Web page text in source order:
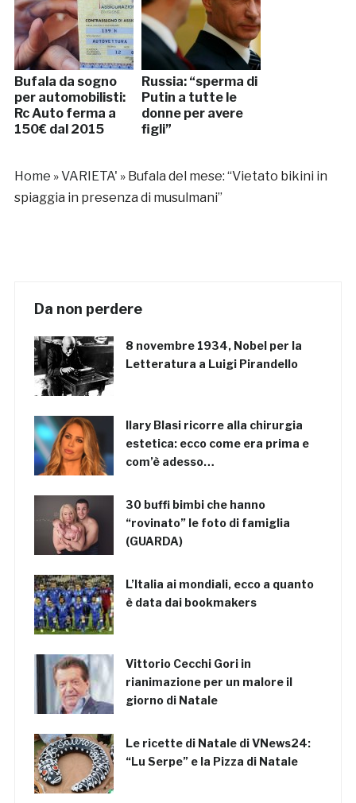
Bufala da sogno
per automobilisti:
Rc Auto ferma a
150€ dal 2015
Russia: “sperma di
Putin a tutte le
donne per avere
figli”
Home »VARIETA' » Bufala del mese: “Vietato bikini in
spiaggia in presenza di musulmani”
Da non perdere
8 novembre 1934, Nobel per la
Letteratura a Luigi Pirandello
Ilary Blasi ricorre alla chirurgia
estetica: ecco come era prima e
com’è adesso…
30 buffi bimbi che hanno
“rovinato” le foto di famiglia
(GUARDA)
L’Italia ai mondiali, ecco a quanto
è data dai bookmakers
Vittorio Cecchi Gori in
rianimazione per un malore il
giorno di Natale
Le ricette di Natale di VNews24:
“Lu Serpe” e la Pizza di Natale